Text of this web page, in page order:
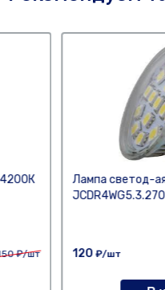
₽/шт
Лампа светод-
120 ₽/шт